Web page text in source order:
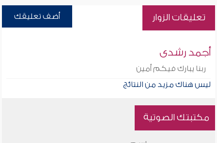
تعليقات الزوار أضف تعليقك
أجمد رشدى
ربنا يبارك فيكم أمين
ليس هناك مزيد من النتائج
مكتبتك الصوتية